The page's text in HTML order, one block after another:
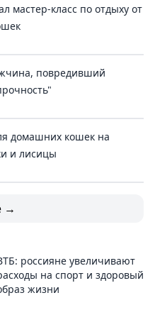
мастер-класс по отдыху от
повредивший
домашних кошек на
и лисицы
→
россияне увеличивают
на спорт и здоровый
жизни